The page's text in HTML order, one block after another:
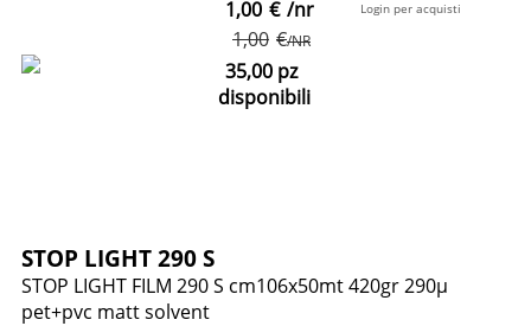
1,00 €/NR
1,00 € /nr
35,00 pz
disponibili
Login per acquisti
STOP LIGHT 290 S
STOP LIGHT FILM 290 S cm106x50mt 420gr 290µ
pet+pvc matt solvent